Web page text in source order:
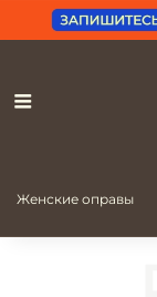
Женские оправы